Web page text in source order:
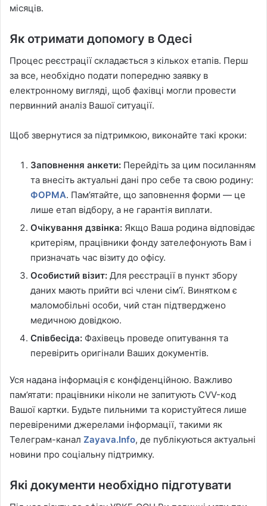
місяців.
Як отримати допомогу в Одесі
Процес реєстрації складається з кількох етапів. Перш
за все, необхідно подати попередню заявку в
електронному вигляді, щоб фахівці могли провести
первинний аналіз Вашої ситуації.
Щоб звернутися за підтримкою, виконайте такі кроки:
Заповнення анкети: Перейдіть за цим посиланням
та внесіть актуальні дані про себе та свою родину:
ФОРМА. Пам’ятайте, що заповнення форми — це
лише етап відбору, а не гарантія виплати.
Очікування дзвінка: Якщо Ваша родина відповідає
критеріям, працівники фонду зателефонують Вам і
призначать час візиту до офісу.
Особистий візит: Для реєстрації в пункт збору
даних мають прийти всі члени сім’ї. Винятком є
маломобільні особи, чий стан підтверджено
медичною довідкою.
Співбесіда: Фахівець проведе опитування та
перевірить оригінали Ваших документів.
Уся надана інформація є конфіденційною. Важливо
пам’ятати: працівники ніколи не запитують CVV-код
Вашої картки. Будьте пильними та користуйтеся лише
перевіреними джерелами інформації, такими як
Телеграм-канал Zayava.Info, де публікуються актуальні
новини про соціальну підтримку.
Які документи необхідно підготувати